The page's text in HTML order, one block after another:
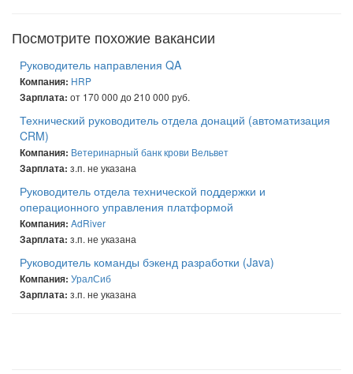
Посмотрите похожие вакансии
Руководитель направления QA
Компания: HRP
Зарплата: от 170 000 до 210 000 руб.
Технический руководитель отдела донаций (автоматизация
CRM)
Компания: Ветеринарный банк крови Вельвет
Зарплата: з.п. не указана
Руководитель отдела технической поддержки и
операционного управления платформой
Компания: AdRiver
Зарплата: з.п. не указана
Руководитель команды бэкенд разработки (Java)
Компания: УралСиб
Зарплата: з.п. не указана